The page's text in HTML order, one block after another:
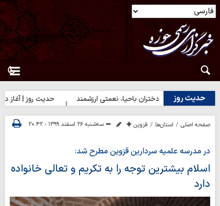
حدیث روز
حدیث روز | دختران باحیا، نعمتی ارزشمند حدیث روز | آغاز درست
صفحه اصلی استان‌ها قزوین سه‌شنبه ۲۶ اسفند ۱۳۹۹ - ۲۰:۴۲
در مدرسه علمیه سردارین قزوین مطرح شد:
اسلام بیشترین توجه را به تکریم و تعالی خانواده
دارد